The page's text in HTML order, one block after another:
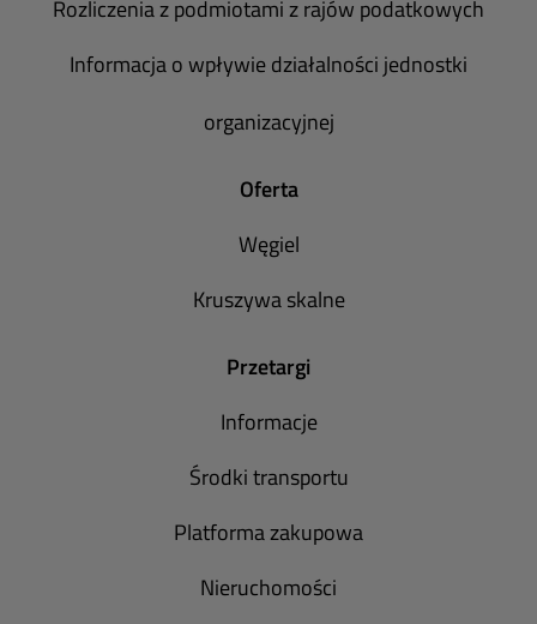
Rozliczenia z podmiotami z rajów podatkowych
Informacja o wpływie działalności jednostki
organizacyjnej
Oferta
Węgiel
Kruszywa skalne
Przetargi
Informacje
Środki transportu
Platforma zakupowa
Nieruchomości